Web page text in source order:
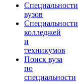
Специальности
вузов
Специальности
колледжей
и
техникумов
Поиск вуза
по
специальности